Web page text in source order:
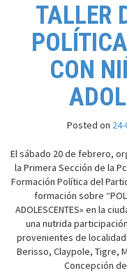
TALLER
CON
Posted on
El sábado 20 de febrero,
la Primera Sección de la
Formación Política del
formación sobre
ADOLESCENTES» en la
una nutrida
provenientes de
Berisso, Claypole, Tigre,
Concepción